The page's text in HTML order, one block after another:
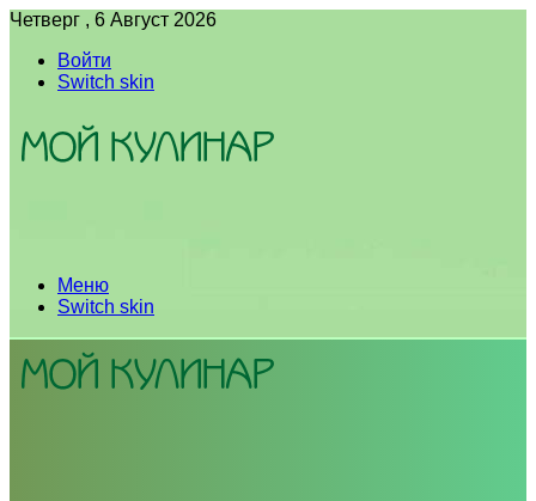
Четверг , 6 Август 2026
Войти
Switch skin
Меню
Switch skin